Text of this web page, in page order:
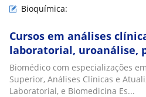
Bioquímica:
Cursos em análises
laboratorial, uroanálise,
bioquímica clínica etc
Biomédico com especializações
Superior, Análises Clínicas e
Laboratorial, e Biomedicina Es...